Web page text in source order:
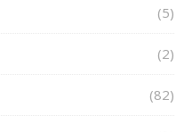
(5)
(2)
(82)